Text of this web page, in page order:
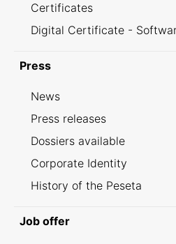
Certificates
Digital Certificate -
Press
News
Press releases
Dossiers available
Corporate Identity
History of the Peseta
Job offer